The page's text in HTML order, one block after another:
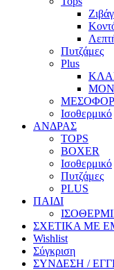
Πυτζάμες
Plus
Ισοθερμικό
ΑΝΔΡΑΣ
TOPS
BOXER
Ισοθερμικό
Πυτζάμες
PLUS
ΠΑΙΔΙ
ΣΧΕΤΙΚΑ ΜΕ
Wishlist
Σύγκριση
ΣΥΝΔΕΣΗ /